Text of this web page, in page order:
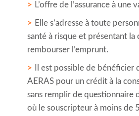
L’offre de l’assurance à une
Elle s’adresse à toute
santé à risque et présentant la
rembourser l’emprunt.
Il est possible de bénéficier
AERAS pour un crédit à la
sans remplir de questionnaire
où le souscripteur à moins de